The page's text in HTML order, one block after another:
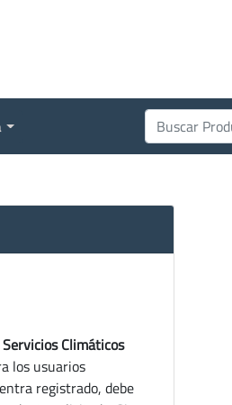
Climáticos
los usuarios
registrado, debe